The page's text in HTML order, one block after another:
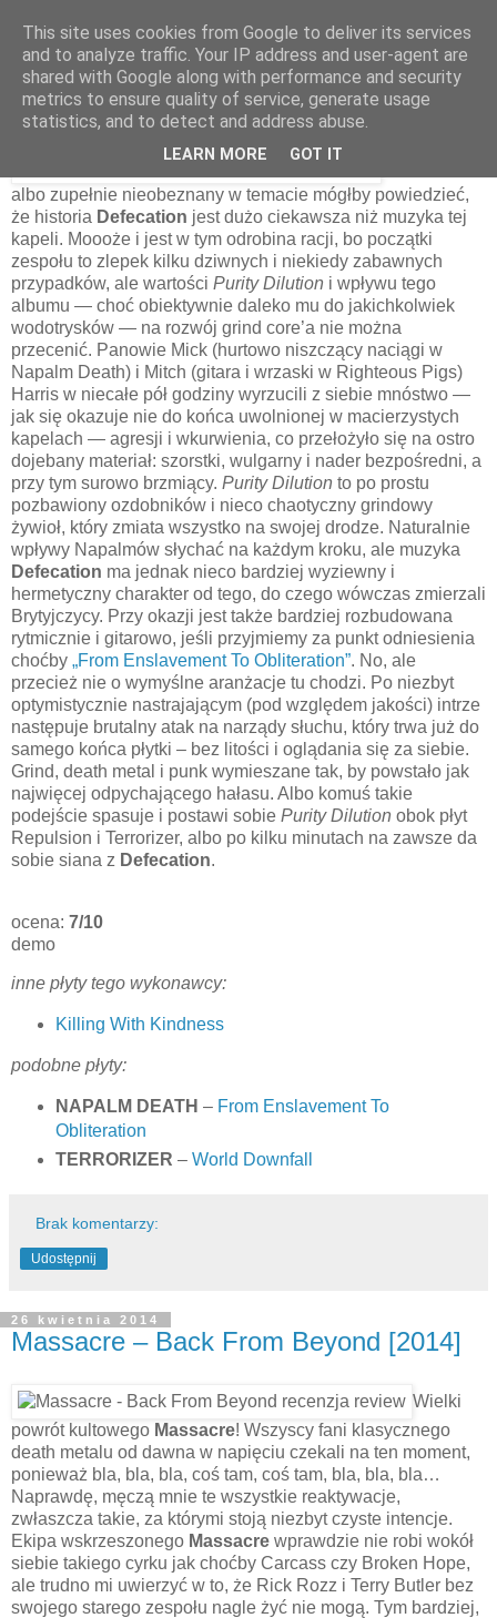
29 kwietnia 2014
Defecation – Purity Dilution [1989]
albo zupełnie nieobeznany w temacie mógłby powiedzieć,
że historia Defecation jest dużo ciekawsza niż muzyka tej
kapeli. Moooże i jest w tym odrobina racji, bo początki
zespołu to zlepek kilku dziwnych i niekiedy zabawnych
przypadków, ale wartości Purity Dilution i wpływu tego
albumu — choć obiektywnie daleko mu do jakichkolwiek
wodotrysków — na rozwój grind core’a nie można
przecenić. Panowie Mick (hurtowo niszczący naciągi w
Napalm Death) i Mitch (gitara i wrzaski w Righteous Pigs)
Harris w niecałe pół godziny wyrzucili z siebie mnóstwo —
jak się okazuje nie do końca uwolnionej w macierzystych
kapelach — agresji i wkurwienia, co przełożyło się na ostro
dojebany materiał: szorstki, wulgarny i nader bezpośredni, a
przy tym surowo brzmiący. Purity Dilution to po prostu
pozbawiony ozdobników i nieco chaotyczny grindowy
żywioł, który zmiata wszystko na swojej drodze. Naturalnie
wpływy Napalmów słychać na każdym kroku, ale muzyka
Defecation ma jednak nieco bardziej wyziewny i
hermetyczny charakter od tego, do czego wówczas zmierzali
Brytyjczycy. Przy okazji jest także bardziej rozbudowana
rytmicznie i gitarowo, jeśli przyjmiemy za punkt odniesienia
choćby „From Enslavement To Obliteration”. No, ale
przecież nie o wymyślne aranżacje tu chodzi. Po niezbyt
optymistycznie nastrajającym (pod względem jakości) intrze
następuje brutalny atak na narządy słuchu, który trwa już do
samego końca płytki – bez litości i oglądania się za siebie.
Grind, death metal i punk wymieszane tak, by powstało jak
najwięcej odpychającego hałasu. Albo komuś takie
podejście spasuje i postawi sobie Purity Dilution obok płyt
Repulsion i Terrorizer, albo po kilku minutach na zawsze da
sobie siana z Defecation.
ocena: 7/10
demo
inne płyty tego wykonawcy:
Killing With Kindness
podobne płyty:
NAPALM DEATH – From Enslavement To
Obliteration
TERRORIZER – World Downfall
Brak komentarzy:
Udostępnij
26 kwietnia 2014
Massacre – Back From Beyond [2014]
Wielki
powrót kultowego Massacre! Wszyscy fani klasycznego
death metalu od dawna w napięciu czekali na ten moment,
ponieważ bla, bla, bla, coś tam, coś tam, bla, bla, bla…
Naprawdę, męczą mnie te wszystkie reaktywacje,
zwłaszcza takie, za którymi stoją niezbyt czyste intencje.
Ekipa wskrzeszonego Massacre wprawdzie nie robi wokół
siebie takiego cyrku jak choćby Carcass czy Broken Hope,
ale trudno mi uwierzyć w to, że Rick Rozz i Terry Butler bez
swojego starego zespołu nagle żyć nie mogą. Tym bardziej,
This site uses cookies from Google to deliver its services
and to analyze traffic. Your IP address and user-agent are
shared with Google along with performance and security
metrics to ensure quality of service, generate usage
statistics, and to detect and address abuse.
LEARN MORE GOT IT